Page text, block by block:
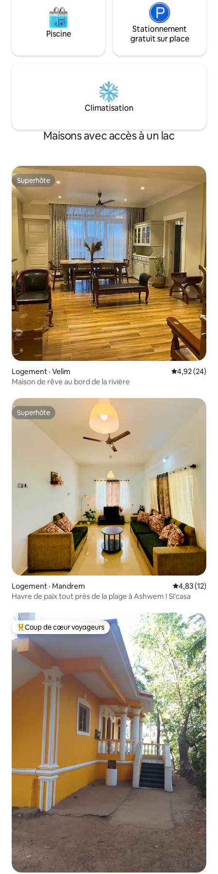
Piscine
Stationnement
gratuit sur place
Climatisation
Maisons avec accès à un lac
Superhôte
Superhôte
Logement · Velim Note
4,92 (24)
Maison de rêve au bord de la rivière
Superhôte
Superhôte
Logement · Mandrem Note
4,83 (12)
Havre de paix tout près de la plage à Ashwem ! Si'casa
Coup de cœur voyageurs parmi les plus aimés
Coup de cœur voyageurs